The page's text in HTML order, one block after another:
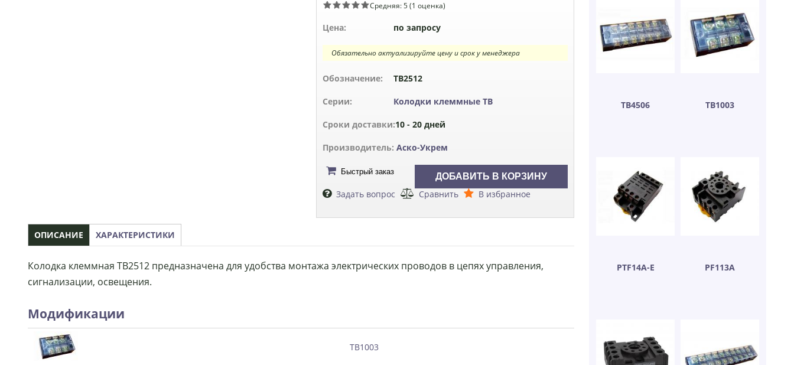
Средняя: 5 (1 оценка)
Цена: по запросу
Обязательно актуализируйте цену и срок у менеджера
Обозначение: ТВ2512
Серии: Колодки клеммные ТВ
Сроки доставки:10 - 20 дней
Производитель: Аско-Укрем
Быстрый заказ
Задать вопрос Сравнить В избранное
ОПИСАНИЕ ХАРАКТЕРИСТИКИ
Колодка клеммная ТВ2512 предназначена для удобства монтажа электрических проводов в цепях управления,
сигнализации, освещения.
Модификации
ТВ1003
ТВ4506 ТВ1003
PTF14A-E PF113A